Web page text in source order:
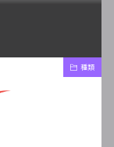
種類